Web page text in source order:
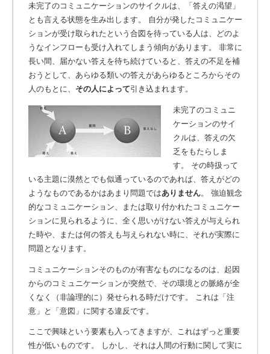
未完了のコミュニケーションのサイクルは、「答えの渇望」
とも言える状態を生み出します。 自分が発したコミュニケー
ションが受け取られたという合図を待っている人は、どのよ
うなインフローも受け入れてしまう傾向があります。 非常に
長い間、届かない答えを待ち続けていると、答えの不足を補
おうとして、あらゆる類いの答えがあらゆるところからその
人のもとに、 その人によって引き込まれます。
未完了のコミュニ
ケーションのサイ
クルは、答えの欠
乏をもたらしま
す。 その時扱って
いる主題に漠然とでも似通っているのであれば、答えがどの
ようなものであるかはあまり問題ではありません。
強迫観念
的なコミュニケーション、または取り付かれたコミュニケー
ションに見られるように、全く思いがけない答えが与えられ
た時や、または何の答えも与えられない時に、それが実際に
問題となります。
コミュニケーションそのものが有害なものになるのは、起因
からのコミュニケーションが突然で、その環境との脈絡が全
くなく（非論理的に）発せられる時だけです。 これは「注
意」と「意図」に関する違反です。
ここで興味という要素も入ってきますが、これはずっと重要
性が低いものです。 しかし、それは人間の行動に関して実に